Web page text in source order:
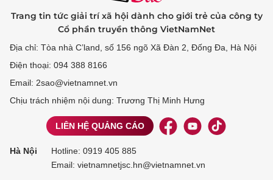
Trang tin tức giải trí xã hội dành cho giới trẻ của công ty
Cổ phần truyền thông VietNamNet
Địa chỉ: Tòa nhà C’land, số 156 ngõ Xã Đàn 2, Đống Đa, Hà Nội
Điện thoại: 094 388 8166
Email: 2sao@vietnamnet.vn
Chịu trách nhiệm nội dung: Trương Thị Minh Hưng
LIÊN HỆ QUẢNG CÁO
Hà Nội Hotline: 0919 405 885
Email: vietnamnetjsc.hn@vietnamnet.vn